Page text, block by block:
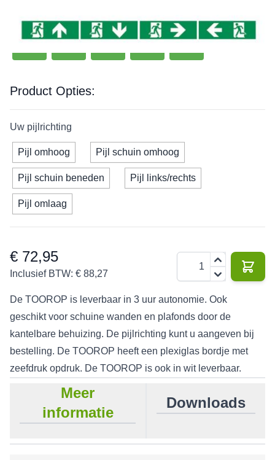
tot 27
220 V 4 W 3 jaar IP20
Product Opties:
Uw pijlrichting
Pijl omhoog Pijl schuin omhoog
Pijl schuin beneden Pijl links/rechts
Pijl omlaag
€ 72,95
Inclusief BTW: € 88,27
De TOOROP is leverbaar in 3 uur autonomie. Ook
geschikt voor schuine wanden en plafonds door de
kantelbare behuizing. De pijlrichting kunt u aangeven bij
bestelling. De TOOROP heeft een plexiglas bordje met
zeefdruk opdruk. De TOOROP is ook in wit leverbaar.
Meer
informatie
Downloads